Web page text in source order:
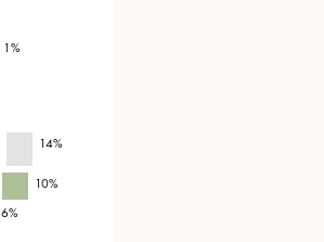
1%
14%
10%
6%